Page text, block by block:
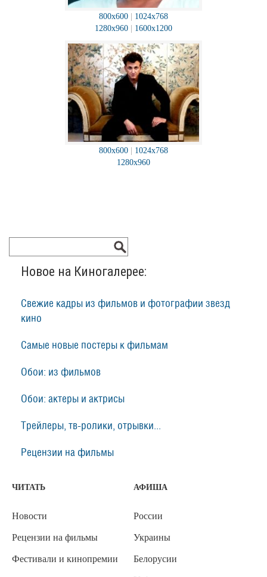
800x600
1024x768
1280x960
1600x1200
800x600
1024x768
1280x960
Новое на Киногалерее:
Свежие кадры из фильмов и фотографии звезд
кино
Самые новые постеры к фильмам
Обои: из фильмов
Обои: актеры и актрисы
Трейлеры, тв-ролики, отрывки...
Рецензии на фильмы
ЧИТАТЬ
Новости
Рецензии на фильмы
Фестивали и кинопремии
АФИША
России
Украины
Белорусии